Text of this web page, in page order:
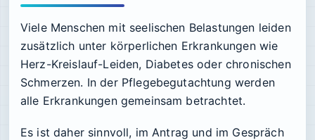
Viele Menschen mit seelischen Belastungen leiden
zusätzlich unter körperlichen Erkrankungen wie
Herz-Kreislauf-Leiden, Diabetes oder chronischen
Schmerzen. In der Pflegebegutachtung werden
alle Erkrankungen gemeinsam betrachtet.
Es ist daher sinnvoll, im Antrag und im Gespräch